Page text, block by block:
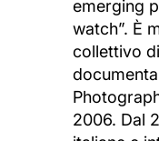
emerging
watch”. È
collettivo
2006. Dal